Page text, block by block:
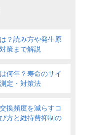
？読み方や発生原
策まで解説
何年？寿命のサイ
定・対策法
換頻度を減らすコ
方と維持費抑制の